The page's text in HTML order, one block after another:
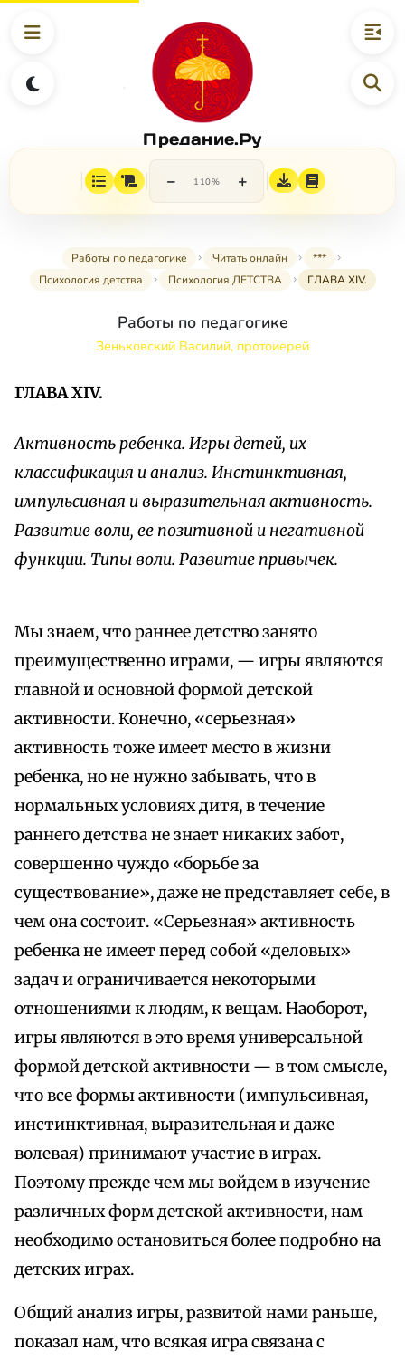
Предание.Ру
− 110% +
Работы по педагогике Читать онлайн
***
Психология детства
Психология ДЕТСТВА ГЛАВА XIV.
Работы по педагогике
Зеньковский Василий, протоиерей
ГЛАВА XIV.
Активность ребенка. Игры детей, их
классификация и анализ. Инстинктивная,
импульсивная и выразительная активность.
Развитие воли, ее позитивной и негативной
функции. Типы воли. Развитие привычек.
Мы знаем, что раннее детство занято
преимущественно играми, — игры являются
главной и основной формой детской
активности. Конечно, «серьезная»
активность тоже имеет место в жизни
ребенка, но не нужно забывать, что в
нормальных условиях дитя, в течение
раннего детства не знает никаких забот,
совершенно чуждо «борьбе за
существование», даже не представляет себе, в
чем она состоит. «Серьезная» активность
ребенка не имеет перед собой «деловых»
задач и ограничивается некоторыми
отношениями к людям, к вещам. Наоборот,
игры являются в это время универсальной
формой детской активности — в том смысле,
что все формы активности (импульсивная,
инстинктивная, выразительная и даже
волевая) принимают участие в играх.
Поэтому прежде чем мы войдем в изучение
различных форм детской активности, нам
необходимо остановиться более подробно на
детских играх.
Общий анализ игры, развитой нами раньше,
показал нам, что всякая игра связана с